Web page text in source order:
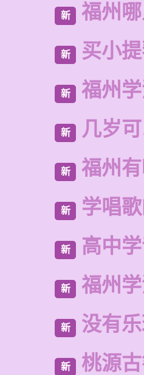
新 福州
新 买小
新 福州
新 几岁
新 福州
新 学唱
新 高中
新 福州
新 没有
新 桃源古